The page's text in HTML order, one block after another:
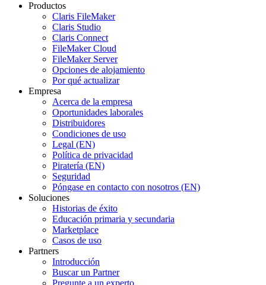
Productos
Claris FileMaker
Claris Studio
Claris Connect
FileMaker Cloud
FileMaker Server
Opciones de alojamiento
Por qué actualizar
Empresa
Acerca de la empresa
Oportunidades laborales
Distribuidores
Condiciones de uso
Legal (EN)
Política de privacidad
Piratería (EN)
Seguridad
Póngase en contacto con nosotros (EN)
Soluciones
Historias de éxito
Educación primaria y secundaria
Marketplace
Casos de uso
Partners
Introducción
Buscar un Partner